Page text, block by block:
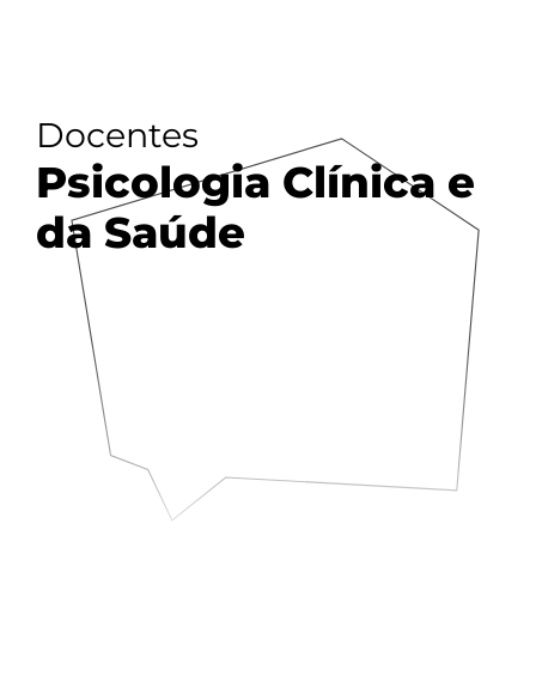
Docentes
Psicologia Clínica e
da Saúde